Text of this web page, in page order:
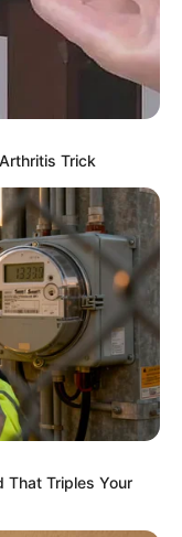
Viagra Is
Trick
That Triples Your